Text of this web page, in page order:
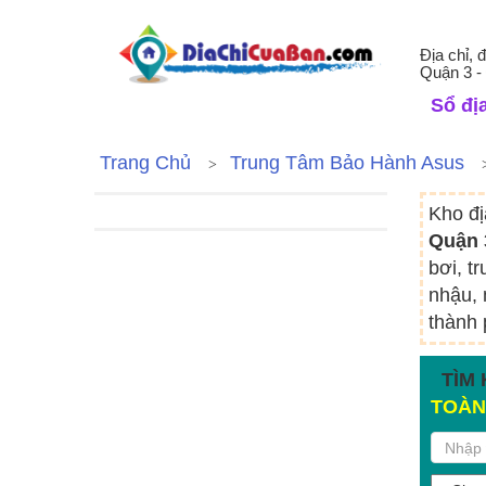
Địa chỉ,
Quận 3 -
Sổ
Trang Chủ Trung Tâm Bảo Hành Asus
Kho
Quận
bơi,
nhậu,
thành
TÌM